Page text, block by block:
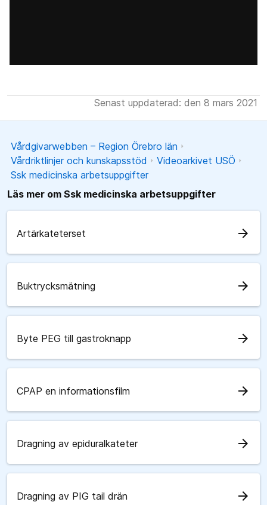
Senast uppdaterad: den 8 mars 2021
Vårdgivarwebben – Region Örebro län
Vårdriktlinjer och kunskapsstöd
Videoarkivet USÖ
Ssk medicinska arbetsuppgifter
Läs mer om Ssk medicinska arbetsuppgifter
Artärkateterset arrow_forward
Buktrycksmätning arrow_forward
Byte PEG till gastroknapp arrow_forward
CPAP en informationsfilm arrow_forward
Dragning av epiduralkateter arrow_forward
Dragning av PIG tail drän arrow_forward